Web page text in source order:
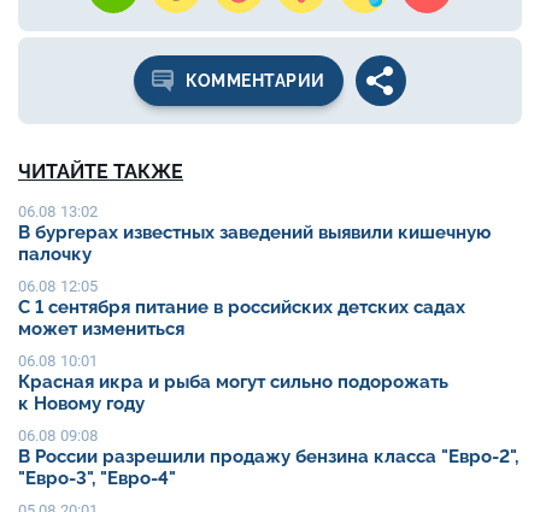
КОММЕНТАРИИ
ЧИТАЙТЕ ТАКЖЕ
06.08 13:02
В бургерах известных заведений выявили кишечную
палочку
06.08 12:05
С 1 сентября питание в российских детских садах
может измениться
06.08 10:01
Красная икра и рыба могут сильно подорожать
к Новому году
06.08 09:08
В России разрешили продажу бензина класса "Евро-2",
"Евро-3", "Евро-4"